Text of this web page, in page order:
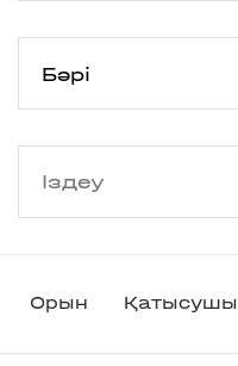
Орын Қатысушы